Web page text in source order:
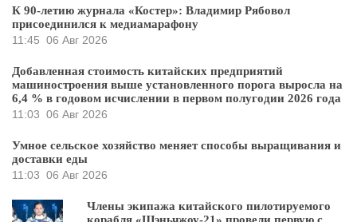
К 90-летию журнала «Костер»: Владимир Рябовол
присоединился к медиамарафону
11:45 06 Авг 2026
Добавленная стоимость китайских предприятий
машиностроения выше установленного порога выросла на
6,4 % в годовом исчислении в первом полугодии 2026 года
11:03 06 Авг 2026
Умное сельское хозяйство меняет способы выращивания и
доставки еды
11:03 06 Авг 2026
Члены экипажа китайского пилотируемого